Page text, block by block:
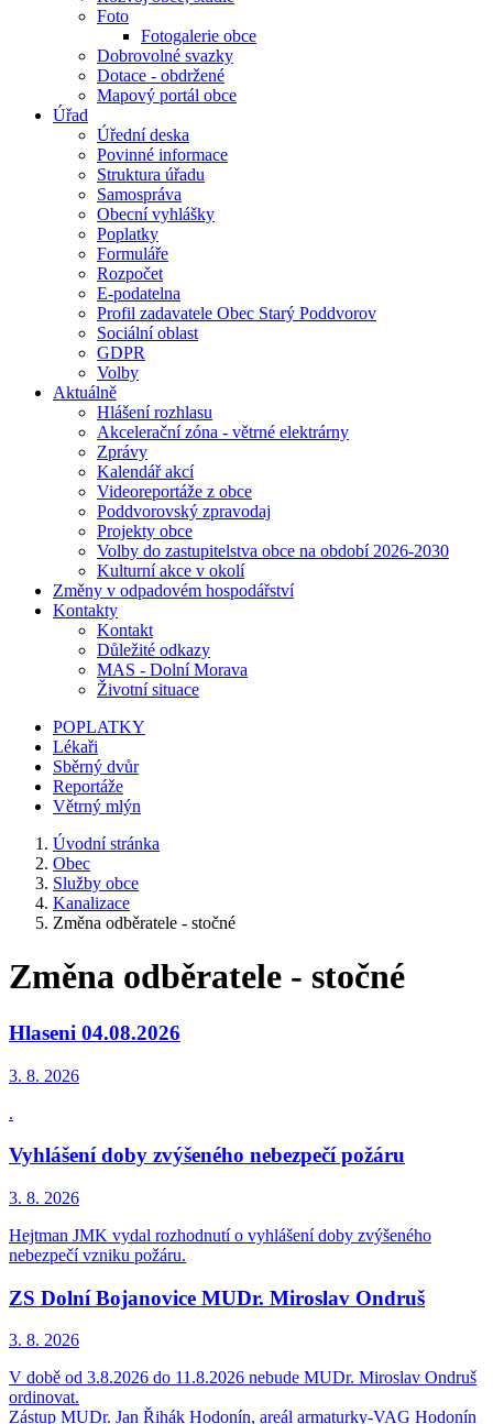
Foto
Fotogalerie obce
Dobrovolné svazky
Dotace - obdržené
Mapový portál obce
Úřad
Úřední deska
Povinné informace
Struktura úřadu
Samospráva
Obecní vyhlášky
Poplatky
Formuláře
Rozpočet
E-podatelna
Profil zadavatele Obec Starý Poddvorov
Sociální oblast
GDPR
Volby
Aktuálně
Hlášení rozhlasu
Akcelerační zóna - větrné elektrárny
Zprávy
Kalendář akcí
Videoreportáže z obce
Poddvorovský zpravodaj
Projekty obce
Volby do zastupitelstva obce na období 2026-2030
Kulturní akce v okolí
Změny v odpadovém hospodářství
Kontakty
Kontakt
Důležité odkazy
MAS - Dolní Morava
Životní situace
POPLATKY
Lékaři
Sběrný dvůr
Reportáže
Větrný mlýn
Úvodní stránka
Obec
Služby obce
Kanalizace
Změna odběratele - stočné
Změna odběratele - stočné
Hlaseni 04.08.2026
3. 8. 2026
.
Vyhlášení doby zvýšeného nebezpečí požáru
3. 8. 2026
Hejtman JMK vydal rozhodnutí o vyhlášení doby zvýšeného
nebezpečí vzniku požáru.
ZS Dolní Bojanovice MUDr. Miroslav Ondruš
3. 8. 2026
V době od 3.8.2026 do 11.8.2026 nebude MUDr. Miroslav Ondruš
ordinovat.
Zástup MUDr. Jan Řihák Hodonín, areál armaturky-VAG Hodonín